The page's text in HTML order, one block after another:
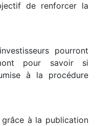
de renforcer la
pourront
pour savoir si
à la procédure
grâce à la publication